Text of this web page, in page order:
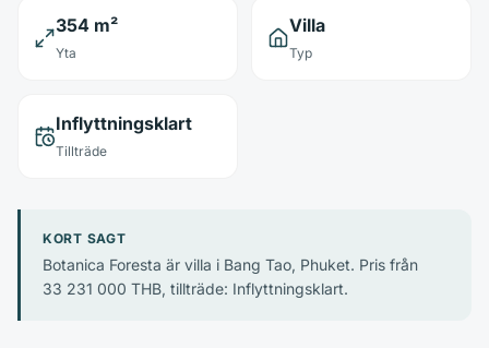
354 m²
Yta
Villa
Typ
Inflyttningsklart
Tillträde
KORT SAGT
Botanica Foresta är villa i Bang Tao, Phuket. Pris från
33 231 000 THB, tillträde: Inflyttningsklart.